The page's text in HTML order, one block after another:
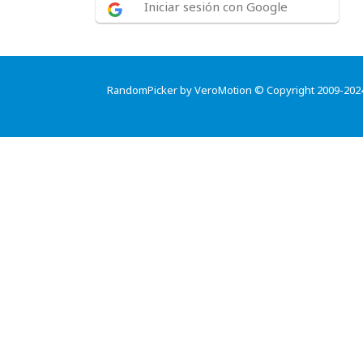
Iniciar sesión con Google
RandomPicker by VeroMotion © Copyright 2009-